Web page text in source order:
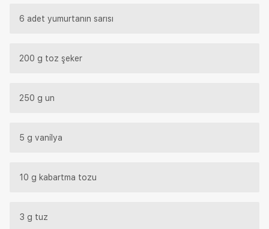
6 adet yumurtanın sarısı
200 g toz şeker
250 g un
5 g vanilya
10 g kabartma tozu
3 g tuz